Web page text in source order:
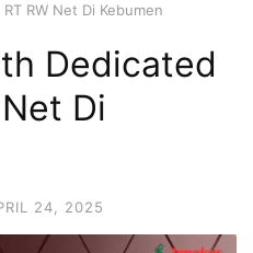
RW Net Di Kebumen
Dedicated
Di
24, 2025